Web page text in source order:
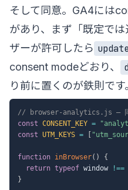
そして同意。GA4には
があり、まず「既定で
ザーが許可したら update
consent modeどおり、
り前に置くのが鉄則です
// browser-analytics.js — 同意
const CONSENT_KEY =
const UTM_KEYS =
function inBrowser( )
{
return typeof window !==
}